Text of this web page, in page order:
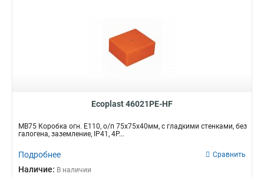
Ecoplast 46021PE-HF
MB75 Коробка огн. E110, о/п 75х75х40мм, с гладкими стенками, без
галогена, заземление, IP41, 4P...
Подробнее Сравнить
Наличие: В наличии